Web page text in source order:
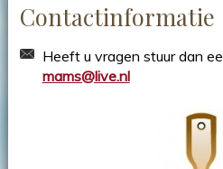
Contactinformatie
Heeft u vragen stuur dan
mams@live.nl